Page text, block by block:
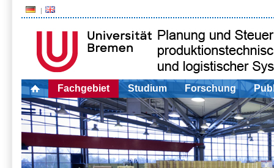
Fachgebiet Studium Forschung